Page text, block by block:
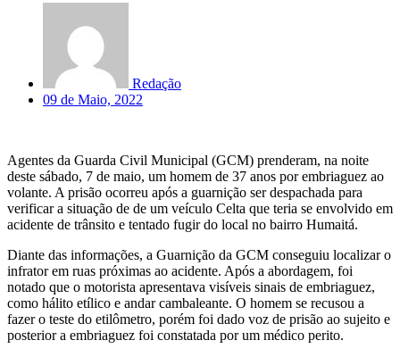
Redação
09 de Maio, 2022
Agentes da Guarda Civil Municipal (GCM) prenderam, na noite
deste sábado, 7 de maio, um homem de 37 anos por embriaguez ao
volante. A prisão ocorreu após a guarnição ser despachada para
verificar a situação de de um veículo Celta que teria se envolvido em
acidente de trânsito e tentado fugir do local no bairro Humaitá.
Diante das informações, a Guarnição da GCM conseguiu localizar o
infrator em ruas próximas ao acidente. Após a abordagem, foi
notado que o motorista apresentava visíveis sinais de embriaguez,
como hálito etílico e andar cambaleante. O homem se recusou a
fazer o teste do etilômetro, porém foi dado voz de prisão ao sujeito e
posterior a embriaguez foi constatada por um médico perito.